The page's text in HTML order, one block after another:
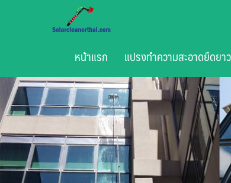
หน้าแรก แปรงทำความสะอาดยืดยาว